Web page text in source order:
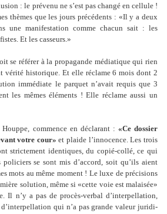
: le pré­venu ne s’est pas changé en cel­lule !
thèmes que les jours pré­cé­dents : «Il y a deux
une mani­fes­ta­tion comme chacun sait : les
Et les cas­seurs.»
se réfé­rer à la pro­pa­gande média­ti­que qui rien
vérité his­to­ri­que. Et elle réclame 6 mois dont 2
immé­diate le par­quet n’avait requis que 3
les mêmes éléments ! Elle réclame aussi un
com­mence en décla­rant : «Ce dos­sier
votre cour» et plaide l’inno­cence. Les trois
stric­te­ment iden­ti­ques, du copié-collé, ce qui
se sont mis d’accord, soit qu’ils aient
mots au même moment ! Le luxe de pré­ci­sions
solu­tion, même si «cette voie est malai­sée»
Il n’y a pas de procès-verbal d’inter­pel­la­tion,
qui n’a pas grande valeur juri­di­